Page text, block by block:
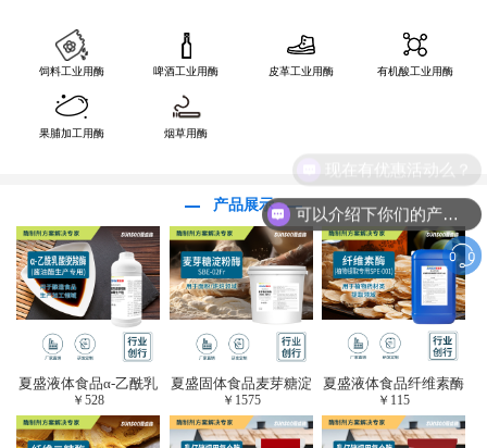
饲料工业用酶 啤酒工业用酶 皮革工业用酶 有机酸工业用酶
果脯加工用酶 烟草用酶
产品展示
夏盛液体食品α-乙酰乳
酸脱羧酶(酱油醋生产
专用)FDY-3206
￥528
夏盛固体食品麦芽糖淀
粉酶(烘焙及面粉改良
用酶/发酵类食品可
用)FDG-0012
￥ 1575
夏盛液体食品纤维素酶
(植物提取专用酶/解决
提取液混浊问题/降
黏)FFY-0651
￥ 115
可以介绍下你们的产品么？